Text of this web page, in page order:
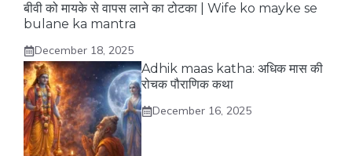
बीवी को मायके से वापस लाने का टोटका | Wife ko mayke se
bulane ka mantra
December 18, 2025
Adhik maas katha: अधिक मास की
रोचक पौराणिक कथा
December 16, 2025